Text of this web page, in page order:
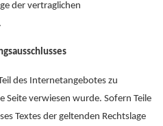
der vertraglichen
des Internetangebotes zu
Seite verwiesen wurde. Sofern Teile
Textes der geltenden Rechtslage